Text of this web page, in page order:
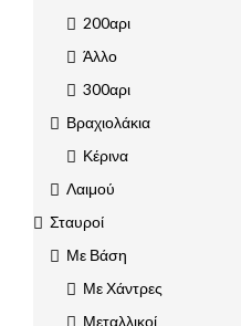
200αρι
Άλλο
300αρι
Βραχιολάκια
Κέρινα
Λαιμού
Σταυροί
Με Βάση
Με Χάντρες
Μεταλλικοί